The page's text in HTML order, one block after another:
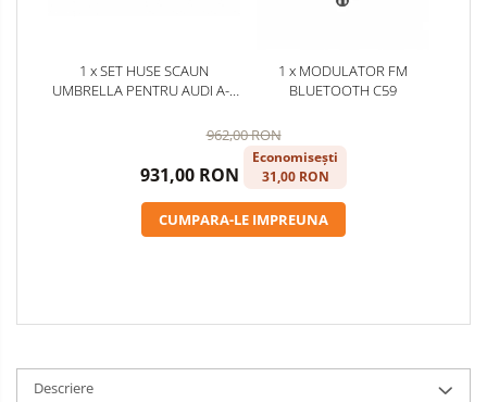
1 x SET HUSE SCAUN
UMBRELLA PENTRU AUDI A-4
FRACTIONATA) CU TETIERE
SPATE IN FORMA DE L
1 x MODULATOR FM
BLUETOOTH C59
962,00 RON
931,00 RON
Economisești
31,00 RON
CUMPARA-LE IMPREUNA
Descriere